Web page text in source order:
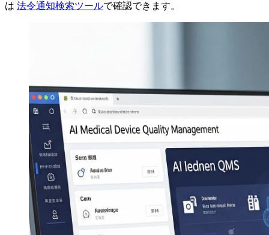
は 法令通知検索ツールで確認できます。